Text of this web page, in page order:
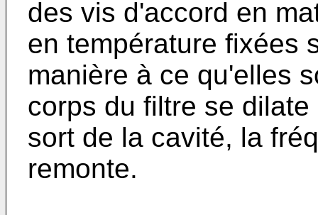
des vis d'accord en
en température fixées
manière à ce qu'elles
corps du filtre se
sort de la cavité, la
remonte.